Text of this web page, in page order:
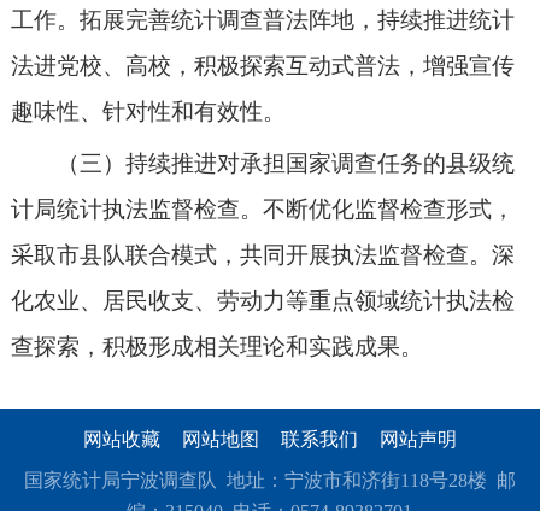
工作。拓展完善统计调查普法阵地，持续推进统计
法进党校、高校，积极探索互动式普法，增强宣传
趣味性、针对性和有效性。
（三）持续推进对承担国家调查任务的县级统
计局统计执法监督检查。不断优化监督检查形式，
采取市县队联合模式，共同开展执法监督检查。深
化农业、居民收支、劳动力等重点领域统计执法检
查探索，积极形成相关理论和实践成果。
网站收藏 网站地图 联系我们 网站声明
国家统计局宁波调查队 地址：宁波市和济街118号28楼 邮